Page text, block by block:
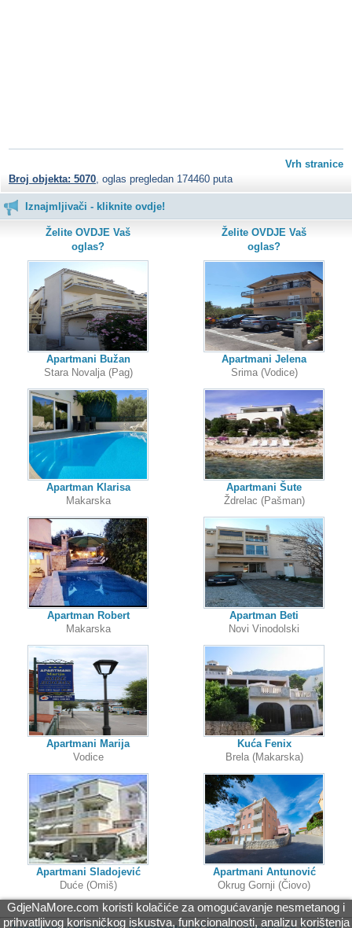
Vrh stranice
Broj objekta: 5070, oglas pregledan 174460 puta
Iznajmljivači - kliknite ovdje!
Želite OVDJE Vaš
oglas?
Apartmani Bužan
Stara Novalja (Pag)
Apartman Klarisa
Makarska
Apartman Robert
Makarska
Apartmani Marija
Vodice
Apartmani Sladojević
Duće (Omiš)
Želite OVDJE Vaš
oglas?
Apartmani Jelena
Srima (Vodice)
Apartmani Šute
Ždrelac (Pašman)
Apartman Beti
Novi Vinodolski
Kuća Fenix
Brela (Makarska)
Apartmani Antunović
Okrug Gornji (Čiovo)
GdjeNaMore.com koristi kolačiće za omogućavanje nesmetanog i
prihvatljivog korisničkog iskustva, funkcionalnosti, analizu korištenja